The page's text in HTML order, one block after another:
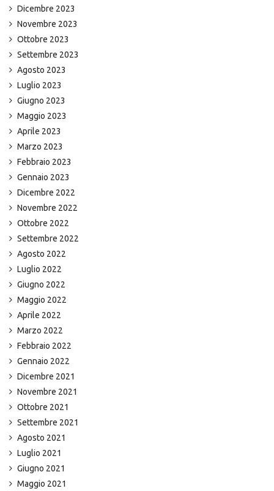
Dicembre 2023
Novembre 2023
Ottobre 2023
Settembre 2023
Agosto 2023
Luglio 2023
Giugno 2023
Maggio 2023
Aprile 2023
Marzo 2023
Febbraio 2023
Gennaio 2023
Dicembre 2022
Novembre 2022
Ottobre 2022
Settembre 2022
Agosto 2022
Luglio 2022
Giugno 2022
Maggio 2022
Aprile 2022
Marzo 2022
Febbraio 2022
Gennaio 2022
Dicembre 2021
Novembre 2021
Ottobre 2021
Settembre 2021
Agosto 2021
Luglio 2021
Giugno 2021
Maggio 2021